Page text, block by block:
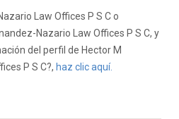
Law Offices P S C o
Nazario Law Offices P S C, y
del perfil de Hector M
P S C?, haz clic aquí.